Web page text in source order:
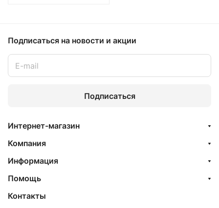
Подписаться на новости и акции
Подписаться
Интернет-магазин
Компания
Информация
Помощь
Контакты